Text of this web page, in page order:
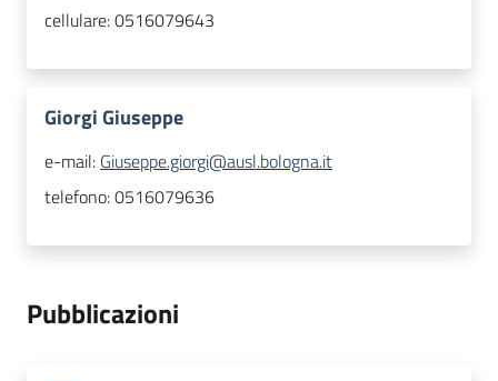
cellulare:0516079643
Giorgi Giuseppe
e-mail: Giuseppe.giorgi@ausl.bologna.it
telefono:0516079636
Pubblicazioni